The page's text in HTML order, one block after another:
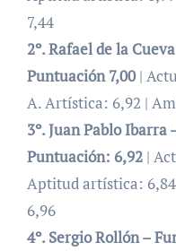
7,44
2º. Rafael de la
Puntuación 7,00|
A. Artística: 6,92 |
3º. Juan Pablo
Puntuación: 6,92 |
Aptitud artística:
6,96
4º. Sergio Rollón –